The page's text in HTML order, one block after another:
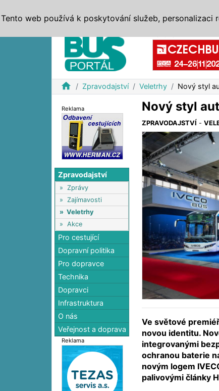
home Zpravodajství Veletrhy Nový styl
Reklama
Zpravodajství
» Zprávy
» Zajímavosti
» Veletrhy
» Akce
Pro cestující
Dopravní politika
Pro dopravce
Technika
Dopravci
Infrastruktura
O nás
Veřejnost a doprava
Reklama
Nový styl
ZPRAVODAJSTVÍ -
Ve světové
novou identitu.
integrovanými
ochranou baterie
novým logem
palivovými články
Tento web používá k poskytování služeb,